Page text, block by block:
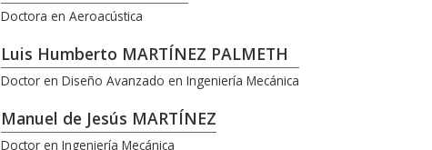
Doctora en Aeroacústica
Luis Humberto MARTÍNEZ PALMETH
Doctor en Diseño Avanzado en Ingeniería Mecánica
Manuel de Jesús MARTÍNEZ
Doctor en Ingeniería Mecánica